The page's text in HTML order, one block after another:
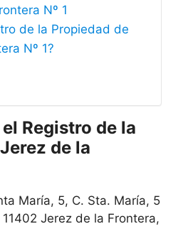
Nº 1
de la Propiedad de
Nº 1?
Registro de la
de la
María, 5, C. Sta. María, 5
11402 Jerez de la Frontera,